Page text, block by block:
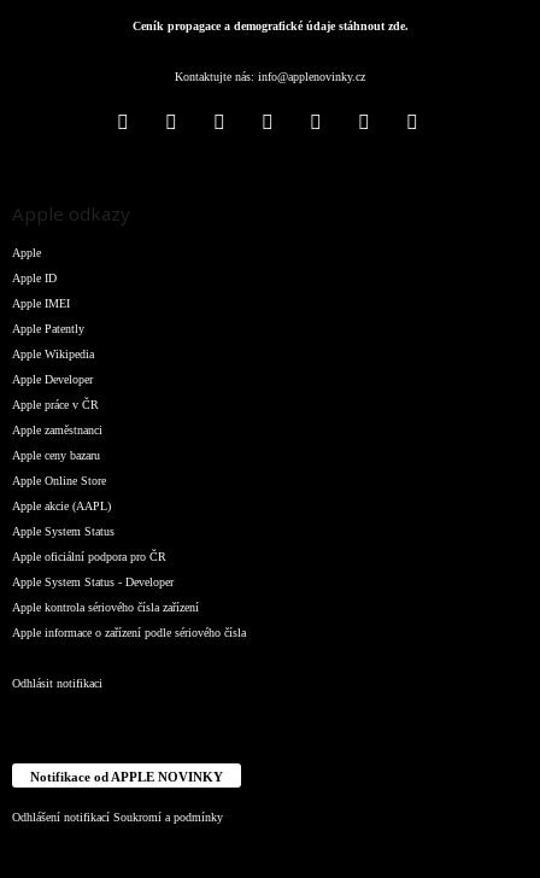
Ceník propagace a demografické údaje stáhnout zde.
Kontaktujte nás: info@applenovinky.cz
Apple odkazy
Apple
Apple ID
Apple IMEI
Apple Patently
Apple Wikipedia
Apple Developer
Apple práce v ČR
Apple zaměstnanci
Apple ceny bazaru
Apple Online Store
Apple akcie (AAPL)
Apple System Status
Apple oficiální podpora pro ČR
Apple System Status - Developer
Apple kontrola sériového čísla zařízení
Apple informace o zařízení podle sériového čísla
Odhlásit notifikaci
Notifikace od APPLE NOVINKY
Odhlášení notifikací Soukromí a podmínky